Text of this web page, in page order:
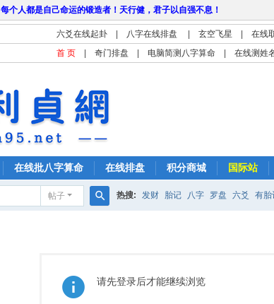
每个人都是自己命运的锻造者！天行健，君子以自强不息！
六爻在线起卦 八字在线排盘 玄空飞星 在线
首 页
奇门排盘 电脑简测八字算命 在线测姓
在线批八字算命 在线排盘 积分商城 国际站
帖子 热搜: 发财 胎记 八字 罗盘 六爻 有胎
请先登录后才能继续浏览